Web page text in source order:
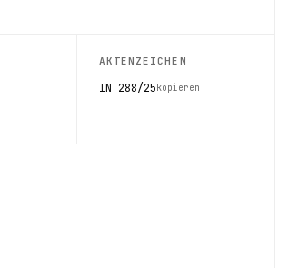
AKTENZEICHEN
IN 288/25kopieren